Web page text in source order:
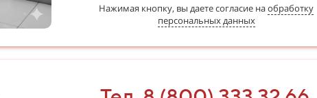
Нажимая кнопку, вы даете согласие наобработку
персональных данных